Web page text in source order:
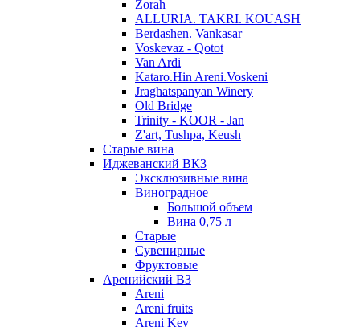
Zorah
ALLURIA. TAKRI. KOUASH
Berdashen. Vankasar
Voskevaz - Qotot
Van Ardi
Kataro.Hin Areni.Voskeni
Jraghatspanyan Winery
Old Bridge
Trinity - KOOR - Jan
Z'art, Tushpa, Keush
Старые вина
Иджеванский ВК3
Эксклюзивные вина
Виноградное
Большой объем
Вина 0,75 л
Старые
Сувенирные
Фруктовые
Аренийский ВЗ
Areni
Areni fruits
Areni Key